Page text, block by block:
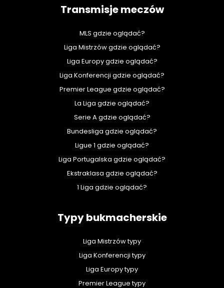
Transmisje meczów
MLS gdzie oglądać?
Liga Mistrzów gdzie oglądać?
Liga Europy gdzie oglądać?
Liga Konferencji gdzie oglądać?
Premier League gdzie oglądać?
La Liga gdzie oglądać?
Serie A gdzie oglądać?
Bundesliga gdzie oglądać?
Ligue 1 gdzie oglądać?
Liga Portugalska gdzie oglądać?
Ekstraklasa gdzie oglądać?
1 Liga gdzie oglądać?
Typy bukmacherskie
Liga Mistrzów typy
Liga Konferencji typy
Liga Europy typy
Premier League typy